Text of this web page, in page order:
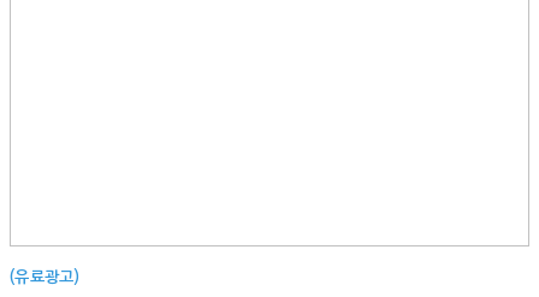
(유료광고)